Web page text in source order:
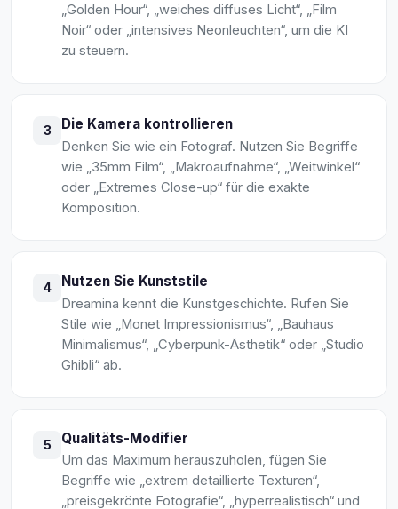
„Golden Hour“, „weiches diffuses Licht“, „Film
Noir“ oder „intensives Neonleuchten“, um die KI
zu steuern.
3 Die Kamera kontrollieren
Denken Sie wie ein Fotograf. Nutzen Sie Begriffe
wie „35mm Film“, „Makroaufnahme“, „Weitwinkel“
oder „Extremes Close-up“ für die exakte
Komposition.
4 Nutzen Sie Kunststile
Dreamina kennt die Kunstgeschichte. Rufen Sie
Stile wie „Monet Impressionismus“, „Bauhaus
Minimalismus“, „Cyberpunk-Ästhetik“ oder „Studio
Ghibli“ ab.
5 Qualitäts-Modifier
Um das Maximum herauszuholen, fügen Sie
Begriffe wie „extrem detaillierte Texturen“,
„preisgekrönte Fotografie“, „hyperrealistisch“ und